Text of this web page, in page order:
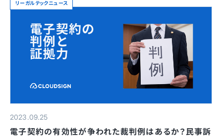
リーガルテックニュース
2023.09.25
電子契約の有効性が争われた裁判例はあるか？民事訴